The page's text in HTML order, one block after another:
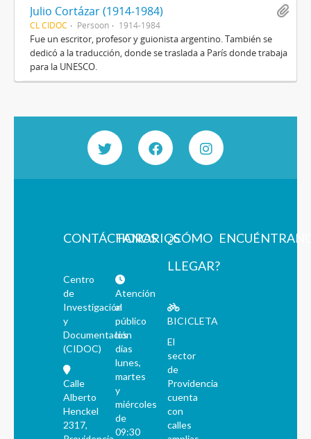
Julio Cortázar (1914-1984)
CL CIDOC Persoon 1914-1984
Fue un escritor, profesor y guionista argentino. También se
dedicó a la traducción, donde se traslada a París donde trabaja
para la UNESCO.
CONTÁCTANOS
Centro
de
Investigación
y
Documentación
(CIDOC)
Calle
Alberto
Henckel
2317,
HORARIOS
Atención
al
público
los
días
lunes,
martes
y
miércoles
de
09:30
¿CÓMO
LLEGAR?
BICICLETA
El
sector
de
Providencia
cuenta
con
calles